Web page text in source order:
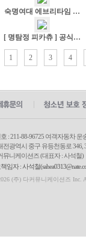
숙명여대 에브리타임 …
[ 명탐정 피카츄 ] 공식…
1 2 3 4
: 211-88-96725 여객자동차
전광역시 중구 유등천동로
뮤니케이션즈 (대표자 : 사석철)
임자 : 사석철
(주) 다커뮤니케이션즈 Inc.